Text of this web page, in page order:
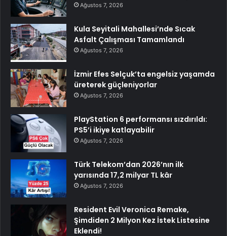
Ağustos 7, 2026
Kula Seyitali Mahallesi’nde Sıcak
Asfalt Çalışması Tamamlandı
Ağustos 7, 2026
İzmir Efes Selçuk’ta engelsiz yaşamda
üreterek güçleniyorlar
Ağustos 7, 2026
PlayStation 6 performansı sızdırıldı:
PS5’i ikiye katlayabilir
Ağustos 7, 2026
Türk Telekom’dan 2026’nın ilk
yarısında 17,2 milyar TL kâr
Ağustos 7, 2026
Resident Evil Veronica Remake,
Şimdiden 2 Milyon Kez İstek Listesine
Eklendi!